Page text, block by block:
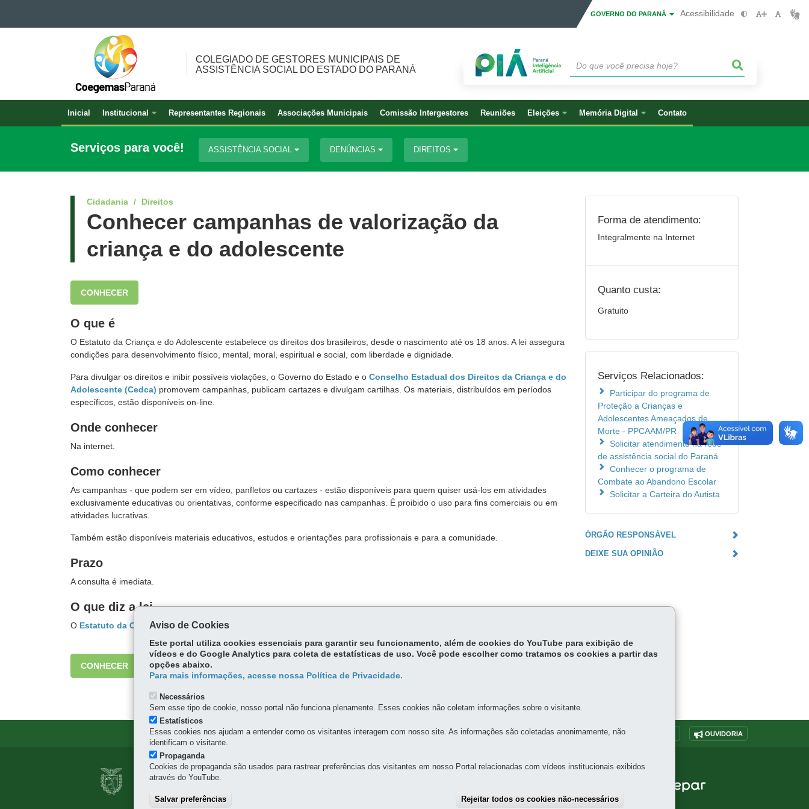
GOVERNO DO PARANÁ Acessibilidade
COLEGIADO
GESTORES
MUNICIPAIS
DE
ASSISTÊNCIA
SOCIAL
DO
ESTADO
DO
COLEGIADO DE GESTORES MUNICIPAIS DE
ASSISTÊNCIA SOCIAL DO ESTADO DO PARANÁ
Navegação
principal
Inicial Institucional Representantes Regionais Associações Municipais Comissão Intergestores Reuniões Eleições Memória Digital Contato
Serviços para você! ASSISTÊNCIA SOCIAL DENÚNCIAS DIREITOS
Cidadania Direitos
Conhecer campanhas de valorização da
criança e do adolescente
CONHECER
O que é
O Estatuto da Criança e do Adolescente estabelece os direitos dos brasileiros, desde o nascimento até os 18 anos. A lei assegura
condições para desenvolvimento físico, mental, moral, espiritual e social, com liberdade e dignidade.
Para divulgar os direitos e inibir possíveis violações, o Governo do Estado e o Conselho Estadual dos Direitos da Criança e do
Adolescente (Cedca) promovem campanhas, publicam cartazes e divulgam cartilhas. Os materiais, distribuídos em períodos
específicos, estão disponíveis on-line.
Onde conhecer
Na internet.
Como conhecer
As campanhas - que podem ser em vídeo, panfletos ou cartazes - estão disponíveis para quem quiser usá-los em atividades
exclusivamente educativas ou orientativas, conforme especificado nas campanhas. É proibido o uso para fins comerciais ou em
atividades lucrativas.
Também estão disponíveis materiais educativos, estudos e orientações para profissionais e para a comunidade.
Prazo
A consulta é imediata.
O que diz a lei
O Estatuto da Criança e do Adolescente
CONHECER
Forma de atendimento:
Integralmente na Internet
Quanto custa:
Gratuito
Serviços Relacionados:
Participar do programa de
Proteção a Crianças e
Adolescentes Ameaçados de
Morte - PPCAAM/PR
Solicitar atendimento na rede
de assistência social do Paraná
Conhecer o programa de
Combate ao Abandono Escolar
Solicitar a Carteira do Autista
ÓRGÃO RESPONSÁVEL
DEIXE SUA OPINIÃO
MAPA DO SITE DENUNCIE CORRUPÇÃO OUVIDORIA
Navegação
principal
COLEGIADO DE GESTORES MUNICIPAIS DE ASSISTÊNCIA SOCIAL DO ESTADO DO
Palácio das Araucárias
Aviso de Cookies
Este portal utiliza cookies essenciais para garantir seu funcionamento, além de cookies do YouTube para exibição de
vídeos e do Google Analytics para coleta de estatísticas de uso. Você pode escolher como tratamos os cookies a partir das
opções abaixo.
Para mais informações, acesse nossa Política de Privacidade.
Necessários
Sem esse tipo de cookie, nosso portal não funciona plenamente. Esses cookies não coletam informações sobre o visitante.
Estatísticos
Esses cookies nos ajudam a entender como os visitantes interagem com nosso site. As informações são coletadas anonimamente, não
identificam o visitante.
Propaganda
Cookies de propaganda são usados para rastrear preferências dos visitantes em nosso Portal relacionadas com vídeos institucionais exibidos
através do YouTube.
Salvar preferências Rejeitar todos os cookies não-necessários